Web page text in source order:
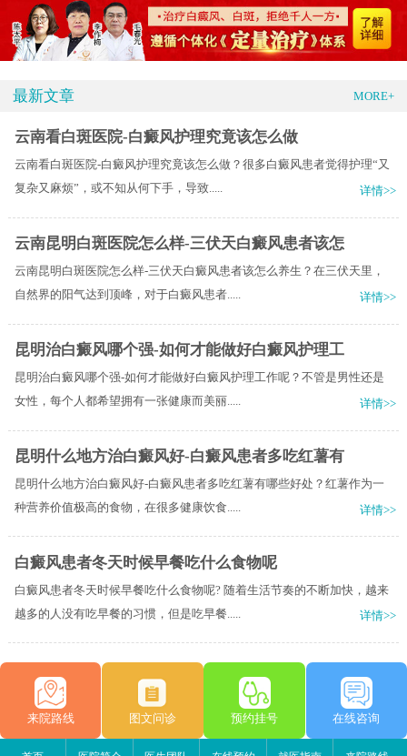
最新文章 MORE+
云南看白斑医院-白癜风护理究竟该怎么做
云南看白斑医院-白癜风护理究竟该怎么做？很多白癜风患者觉得护理“又
复杂又麻烦”，或不知从何下手，导致.....
详情>>
云南昆明白斑医院怎么样-三伏天白癜风患者该怎
云南昆明白斑医院怎么样-三伏天白癜风患者该怎么养生？在三伏天里，
自然界的阳气达到顶峰，对于白癜风患者.....
详情>>
昆明治白癜风哪个强-如何才能做好白癜风护理工
昆明治白癜风哪个强-如何才能做好白癜风护理工作呢？不管是男性还是
女性，每个人都希望拥有一张健康而美丽.....
详情>>
昆明什么地方治白癜风好-白癜风患者多吃红薯有
昆明什么地方治白癜风好-白癜风患者多吃红薯有哪些好处？红薯作为一
种营养价值极高的食物，在很多健康饮食.....
详情>>
白癜风患者冬天时候早餐吃什么食物呢
白癜风患者冬天时候早餐吃什么食物呢? 随着生活节奏的不断加快，越来
越多的人没有吃早餐的习惯，但是吃早餐.....
详情>>
来院路线 图文问诊 预约挂号 在线咨询